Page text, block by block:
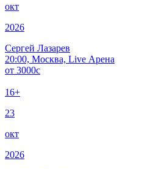
окт
2026
Сергей Лазарев
20:00, Москва, Live Арена
от 3000c
16+
23
окт
2026